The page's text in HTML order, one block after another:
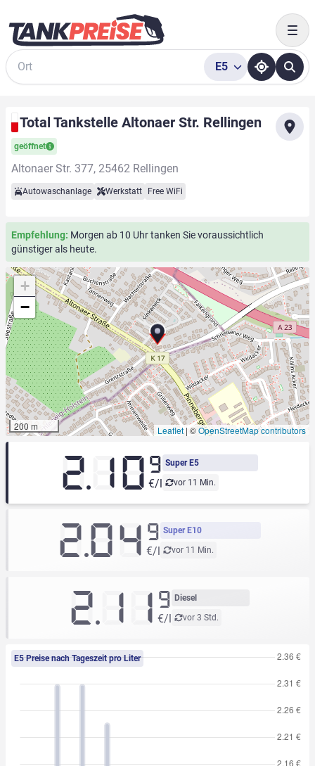
Suche
E5
Total Tankstelle Altonaer Str. Rellingen
geöffnet
Altonaer Str. 377, 25462 Rellingen
Autowaschanlage Werkstatt Free WiFi
Empfehlung: Morgen ab 10 Uhr tanken Sie voraussichtlich
günstiger als heute.
+
−
200 m Leaflet |©OpenStreetMap contributors
Super E5
vor 11 Min.
2.109
€/l
Super E10
vor 11 Min.
2.04 9
€/l
Diesel
vor 3 Std.
2.11 9
€/l
E5 Preise nach Tageszeit pro Liter